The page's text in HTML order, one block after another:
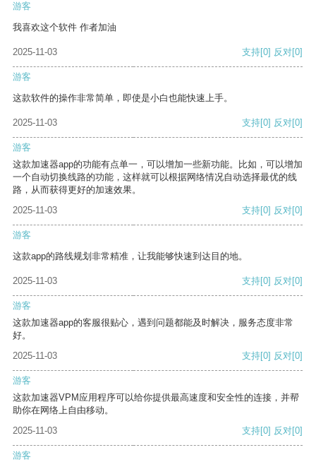
游客
我喜欢这个软件 作者加油
2025-11-03 支持[0] 反对[0]
游客
这款软件的操作非常简单，即使是小白也能快速上手。
2025-11-03 支持[0] 反对[0]
游客
这款加速器app的功能有点单一，可以增加一些新功能。比如，可以增加
一个自动切换线路的功能，这样就可以根据网络情况自动选择最优的线
路，从而获得更好的加速效果。
2025-11-03
支持[0] 反对[0]
游客
这款app的路线规划非常精准，让我能够快速到达目的地。
2025-11-03 支持[0] 反对[0]
游客
这款加速器app的客服很贴心，遇到问题都能及时解决，服务态度非常
好。
2025-11-03
支持[0] 反对[0]
游客
这款加速器VPM应用程序可以给你提供最高速度和安全性的连接，并帮
助你在网络上自由移动。
2025-11-03
支持[0] 反对[0]
游客